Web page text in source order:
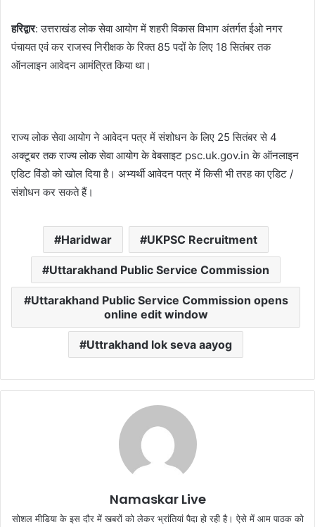
a
n
हरिद्वार: उत्तराखंड लोक सेवा आयोग में शहरी विकास विभाग अंतर्गत ईओ नगर
पंचायत एवं कर राजस्व निरीक्षक के रिक्त 85 पदों के लिए 18 सितंबर तक
ऑनलाइन आवेदन आमंत्रित किया था।
राज्य लोक सेवा आयोग ने आवेदन पत्र में संशोधन के लिए 25 सितंबर से 4
अक्टूबर तक राज्य लोक सेवा आयोग के वेबसाइट psc.uk.gov.in के ऑनलाइन
एडिट विंडो को खोल दिया है। अभ्यर्थी आवेदन पत्र में किसी भी तरह का एडिट /
संशोधन कर सकते हैं।
Haridwar UKPSC Recruitment
Uttarakhand Public Service Commission
Uttarakhand Public Service Commission opens
online edit window
Uttrakhand lok seva aayog
Namaskar Live
सोशल मीडिया के इस दौर में खबरों को लेकर भ्रांतियां पैदा हो रही है। ऐसे में आम पाठक को